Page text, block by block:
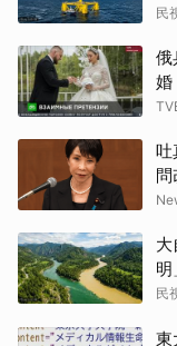
民
俄
吐
明
民
東